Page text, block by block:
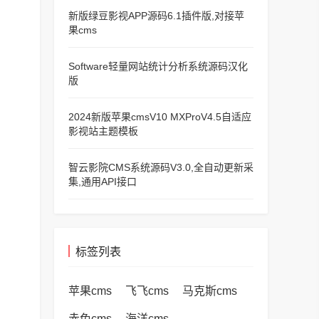
新版绿豆影视APP源码6.1插件版,对接苹
果cms
Software轻量网站统计分析系统源码汉化
版
2024新版苹果cmsV10 MXProV4.5自适应
影视站主题模板
智云影院CMS系统源码V3.0,全自动更新采
集,通用API接口
标签列表
苹果cms 飞飞cms 马克斯cms